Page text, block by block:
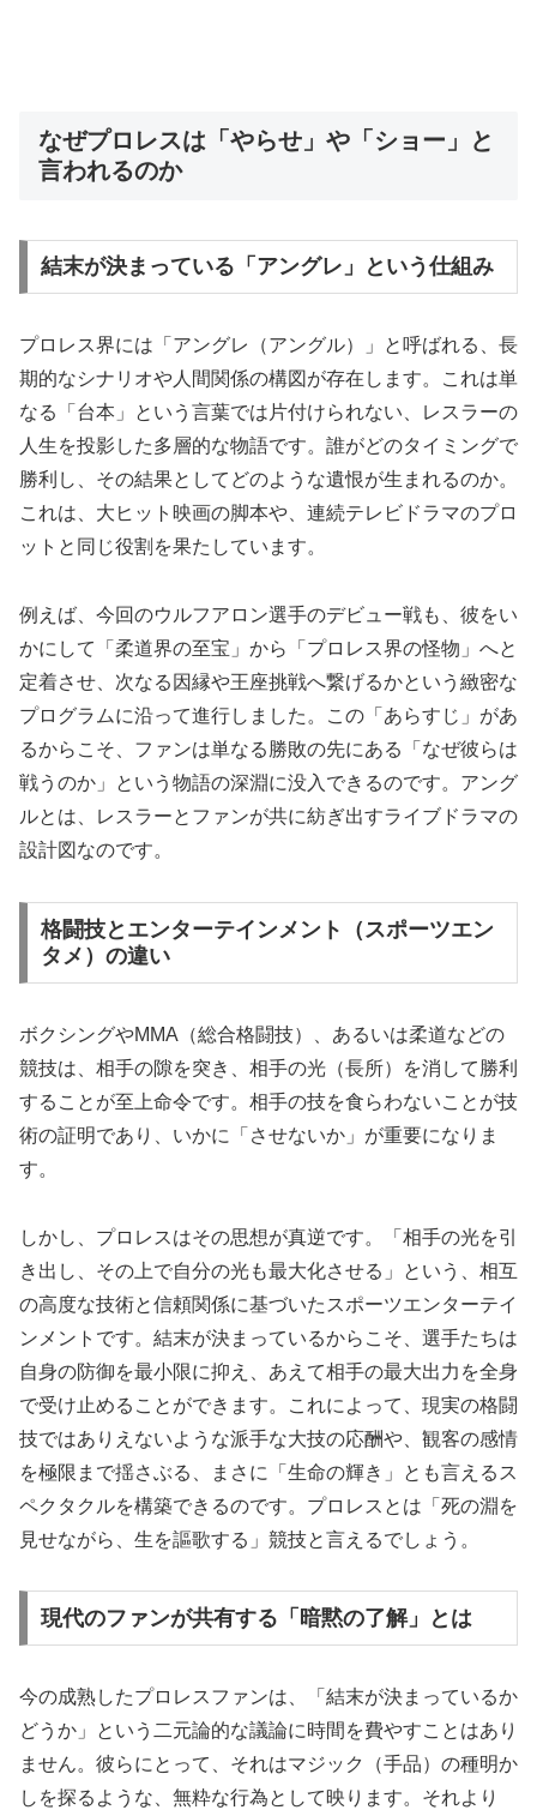
なぜプロレスは「やらせ」や「ショー」と
言われるのか
結末が決まっている「アングレ」という仕組み
プロレス界には「アングレ（アングル）」と呼ばれる、長
期的なシナリオや人間関係の構図が存在します。これは単
なる「台本」という言葉では片付けられない、レスラーの
人生を投影した多層的な物語です。誰がどのタイミングで
勝利し、その結果としてどのような遺恨が生まれるのか。
これは、大ヒット映画の脚本や、連続テレビドラマのプロ
ットと同じ役割を果たしています。
例えば、今回のウルフアロン選手のデビュー戦も、彼をい
かにして「柔道界の至宝」から「プロレス界の怪物」へと
定着させ、次なる因縁や王座挑戦へ繋げるかという緻密な
プログラムに沿って進行しました。この「あらすじ」があ
るからこそ、ファンは単なる勝敗の先にある「なぜ彼らは
戦うのか」という物語の深淵に没入できるのです。アング
ルとは、レスラーとファンが共に紡ぎ出すライブドラマの
設計図なのです。
格闘技とエンターテインメント（スポーツエン
タメ）の違い
ボクシングやMMA（総合格闘技）、あるいは柔道などの
競技は、相手の隙を突き、相手の光（長所）を消して勝利
することが至上命令です。相手の技を食らわないことが技
術の証明であり、いかに「させないか」が重要になりま
す。
しかし、プロレスはその思想が真逆です。「相手の光を引
き出し、その上で自分の光も最大化させる」という、相互
の高度な技術と信頼関係に基づいたスポーツエンターテイ
ンメントです。結末が決まっているからこそ、選手たちは
自身の防御を最小限に抑え、あえて相手の最大出力を全身
で受け止めることができます。これによって、現実の格闘
技ではありえないような派手な大技の応酬や、観客の感情
を極限まで揺さぶる、まさに「生命の輝き」とも言えるス
ペクタクルを構築できるのです。プロレスとは「死の淵を
見せながら、生を謳歌する」競技と言えるでしょう。
現代のファンが共有する「暗黙の了解」とは
今の成熟したプロレスファンは、「結末が決まっているか
どうか」という二元論的な議論に時間を費やすことはあり
ません。彼らにとって、それはマジック（手品）の種明か
しを探るような、無粋な行為として映ります。それより